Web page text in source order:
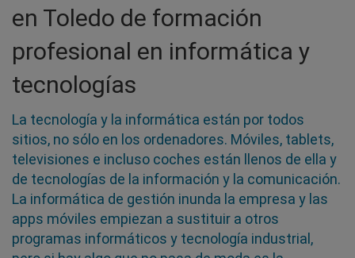
en Toledo de formación
profesional en informática y
tecnologías
La tecnología y la informática están por todos
sitios, no sólo en los ordenadores. Móviles, tablets,
televisiones e incluso coches están llenos de ella y
de tecnologías de la información y la comunicación.
La informática de gestión inunda la empresa y las
apps móviles empiezan a sustituir a otros
programas informáticos y tecnología industrial,